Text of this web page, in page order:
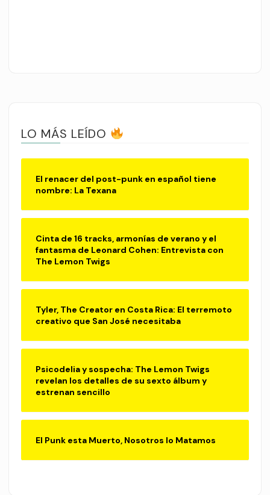
LO MÁS LEÍDO
El renacer del post-punk en español tiene
nombre: La Texana
Cinta de 16 tracks, armonías de verano y el
fantasma de Leonard Cohen: Entrevista con
The Lemon Twigs
Tyler, The Creator en Costa Rica: El terremoto
creativo que San José necesitaba
Psicodelia y sospecha: The Lemon Twigs
revelan los detalles de su sexto álbum y
estrenan sencillo
El Punk esta Muerto, Nosotros lo Matamos